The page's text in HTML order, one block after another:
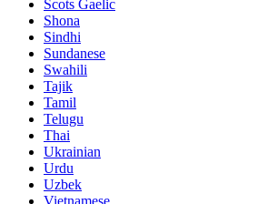
Scots Gaelic
Shona
Sindhi
Sundanese
Swahili
Tajik
Tamil
Telugu
Thai
Ukrainian
Urdu
Uzbek